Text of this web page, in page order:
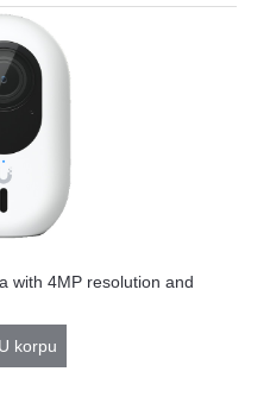
with 4MP resolution and
U korpu